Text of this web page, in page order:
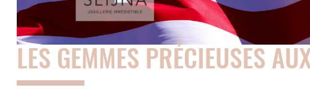
LES GEMMES PRÉCIEUSES